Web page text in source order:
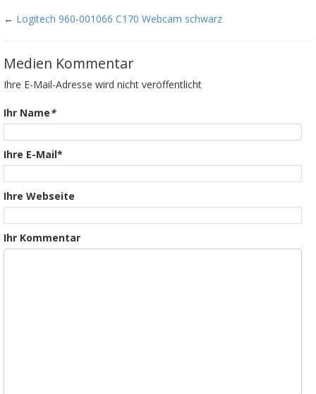
← Logitech 960-001066 C170 Webcam schwarz
Medien Kommentar
Ihre E-Mail-Adresse wird nicht veröffentlicht
Ihr Name*
Ihre E-Mail*
Ihre Webseite
Ihr Kommentar